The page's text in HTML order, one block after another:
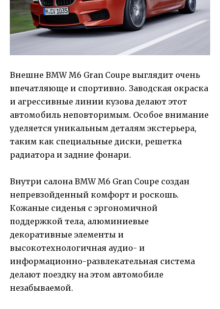
Внешне BMW M6 Gran Coupe выглядит очень
впечатляюще и спортивно. Заводская окраска
и агрессивные линии кузова делают этот
автомобиль неповторимым. Особое внимание
уделяется уникальным деталям экстерьера,
таким как специальные диски, решетка
радиатора и задние фонари.
Внутри салона BMW M6 Gran Coupe создан
непревзойденный комфорт и роскошь.
Кожаные сиденья с эргономичной
поддержкой тела, алюминиевые
декоративные элементы и
высокотехнологичная аудио- и
информационно-развлекательная система
делают поездку на этом автомобиле
незабываемой.